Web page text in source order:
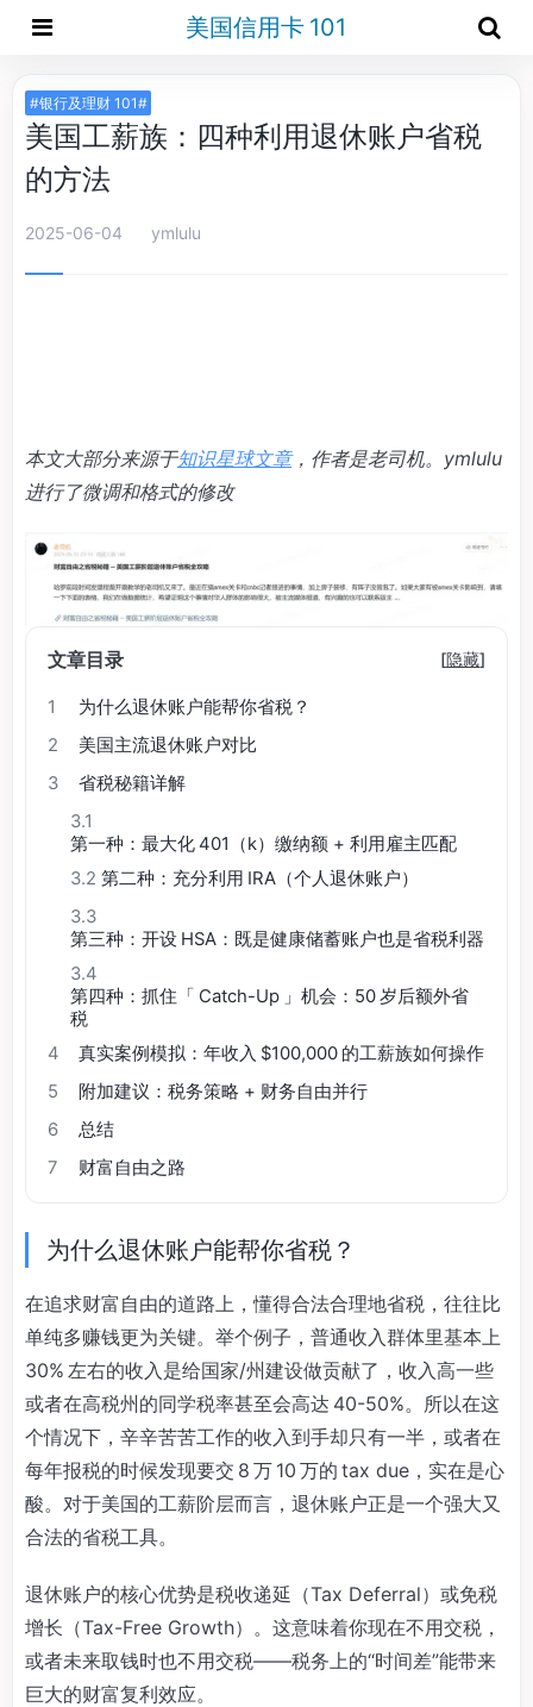
美国信用卡 101
#银行及理财 101#
美国工薪族：四种利用退休账户省税
的方法
2025-06-04 ymlulu
本文大部分来源于知识星球文章，作者是老司机。ymlulu
进行了微调和格式的修改
文章目录 [隐藏]
1
为什么退休账户能帮你省税？
2
美国主流退休账户对比
3
省税秘籍详解
3.1
第一种：最大化 401（k）缴纳额 + 利用雇主匹配
3.2 第二种：充分利用 IRA（个人退休账户）
3.3
第三种：开设 HSA：既是健康储蓄账户也是省税利器
3.4
第四种：抓住「 Catch-Up 」机会：50 岁后额外省
税
4
真实案例模拟：年收入 $100,000 的工薪族如何操作
5
附加建议：税务策略 + 财务自由并行
6
总结
7
财富自由之路
为什么退休账户能帮你省税？
在追求财富自由的道路上，懂得合法合理地省税，往往比
单纯多赚钱更为关键。举个例子，普通收入群体里基本上
30% 左右的收入是给国家/州建设做贡献了，收入高一些
或者在高税州的同学税率甚至会高达 40-50%。所以在这
个情况下，辛辛苦苦工作的收入到手却只有一半，或者在
每年报税的时候发现要交 8 万 10 万的 tax due，实在是心
酸。对于美国的工薪阶层而言，退休账户正是一个强大又
合法的省税工具。
退休账户的核心优势是税收递延（Tax Deferral）或免税
增长（Tax-Free Growth）。这意味着你现在不用交税，
或者未来取钱时也不用交税——税务上的“时间差”能带来
巨大的财富复利效应。